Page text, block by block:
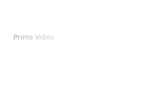
Prime Video